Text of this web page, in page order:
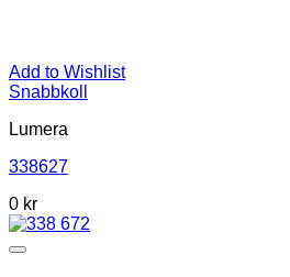
Add to Wishlist
Snabbkoll
Lumera
338627
0 kr